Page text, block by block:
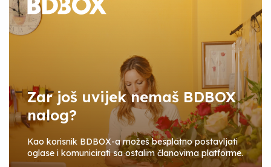
Zar još uvijek nemaš BDBOX
nalog?
Kao korisnik BDBOX-a možeš besplatno postavljati
oglase i komunicirati sa ostalim članovima platforme.